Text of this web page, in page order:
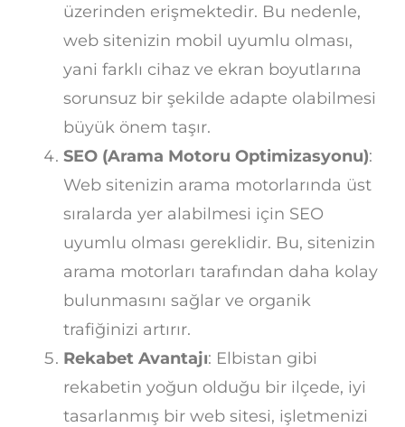
üzerinden erişmektedir. Bu nedenle,
web sitenizin mobil uyumlu olması,
yani farklı cihaz ve ekran boyutlarına
sorunsuz bir şekilde adapte olabilmesi
büyük önem taşır.
SEO (Arama Motoru Optimizasyonu):
Web sitenizin arama motorlarında üst
sıralarda yer alabilmesi için SEO
uyumlu olması gereklidir. Bu, sitenizin
arama motorları tarafından daha kolay
bulunmasını sağlar ve organik
trafiğinizi artırır.
Rekabet Avantajı: Elbistan gibi
rekabetin yoğun olduğu bir ilçede, iyi
tasarlanmış bir web sitesi, işletmenizi